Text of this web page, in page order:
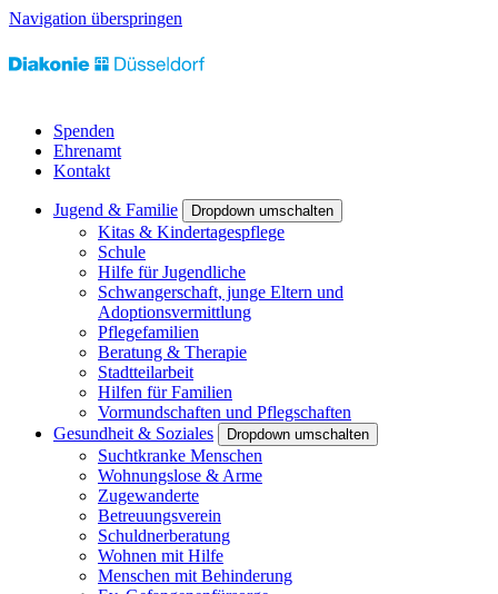
Navigation überspringen
Spenden
Ehrenamt
Kontakt
Jugend & Familie Dropdown umschalten
Kitas & Kindertagespflege
Schule
Hilfe für Jugendliche
Schwangerschaft, junge Eltern und
Adoptionsvermittlung
Pflegefamilien
Beratung & Therapie
Stadtteilarbeit
Hilfen für Familien
Vormundschaften und Pflegschaften
Gesundheit & Soziales
Dropdown umschalten
Suchtkranke Menschen
Wohnungslose & Arme
Zugewanderte
Betreuungsverein
Schuldnerberatung
Wohnen mit Hilfe
Menschen mit Behinderung